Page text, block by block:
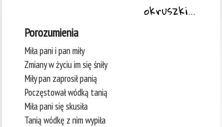
okruszki...
Porozumienia
Miła pani i pan miły
Zmiany w życiu im się śniły
Miły pan zaprosił panią
Poczęstował wódką tanią
Miła pani się skusiła
Tanią wódkę z nim wypiła